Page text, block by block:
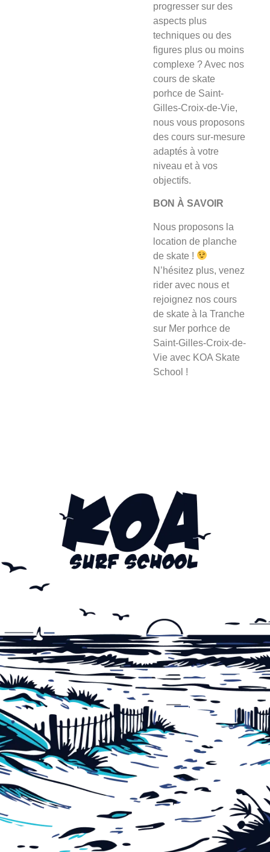
progresser sur des
aspects plus
techniques ou des
figures plus ou moins
complexe ? Avec nos
cours de skate
porhce de Saint-
Gilles-Croix-de-Vie,
nous vous proposons
des cours sur-mesure
adaptés à votre
niveau et à vos
objectifs.
BON À SAVOIR
Nous proposons la
location de planche
de skate !
N’hésitez plus, venez
rider avec nous et
rejoignez nos cours
de skate à la Tranche
sur Mer porhce de
Saint-Gilles-Croix-de-
Vie avec KOA Skate
School !